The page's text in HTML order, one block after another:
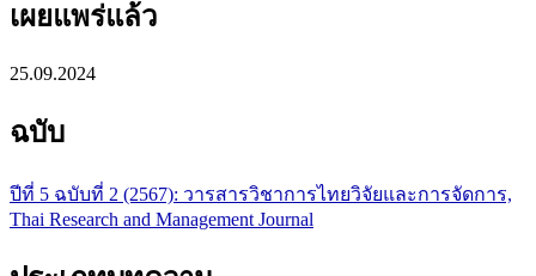
เผยแพร่แล้ว
25.09.2024
ฉบับ
ปีที่ 5 ฉบับที่ 2 (2567): วารสารวิชาการไทยวิจัยและการจัดการ,
Thai Research and Management Journal